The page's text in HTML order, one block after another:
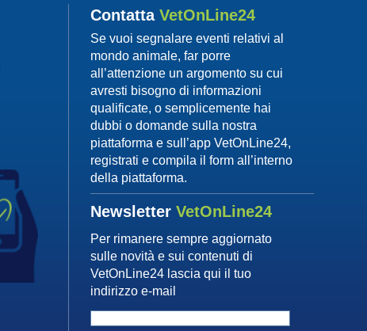
ContattaVetOnLine24
Se vuoi segnalare eventi relativi al
mondo animale, far porre
all’attenzione un argomento su cui
avresti bisogno di informazioni
qualificate, o semplicemente hai
dubbi o domande sulla nostra
piattaforma e sull’app VetOnLine24,
registrati e compila il form all’interno
della piattaforma.
NewsletterVetOnLine24
Per rimanere sempre aggiornato
sulle novità e sui contenuti di
VetOnLine24 lascia qui il tuo
indirizzo e-mail